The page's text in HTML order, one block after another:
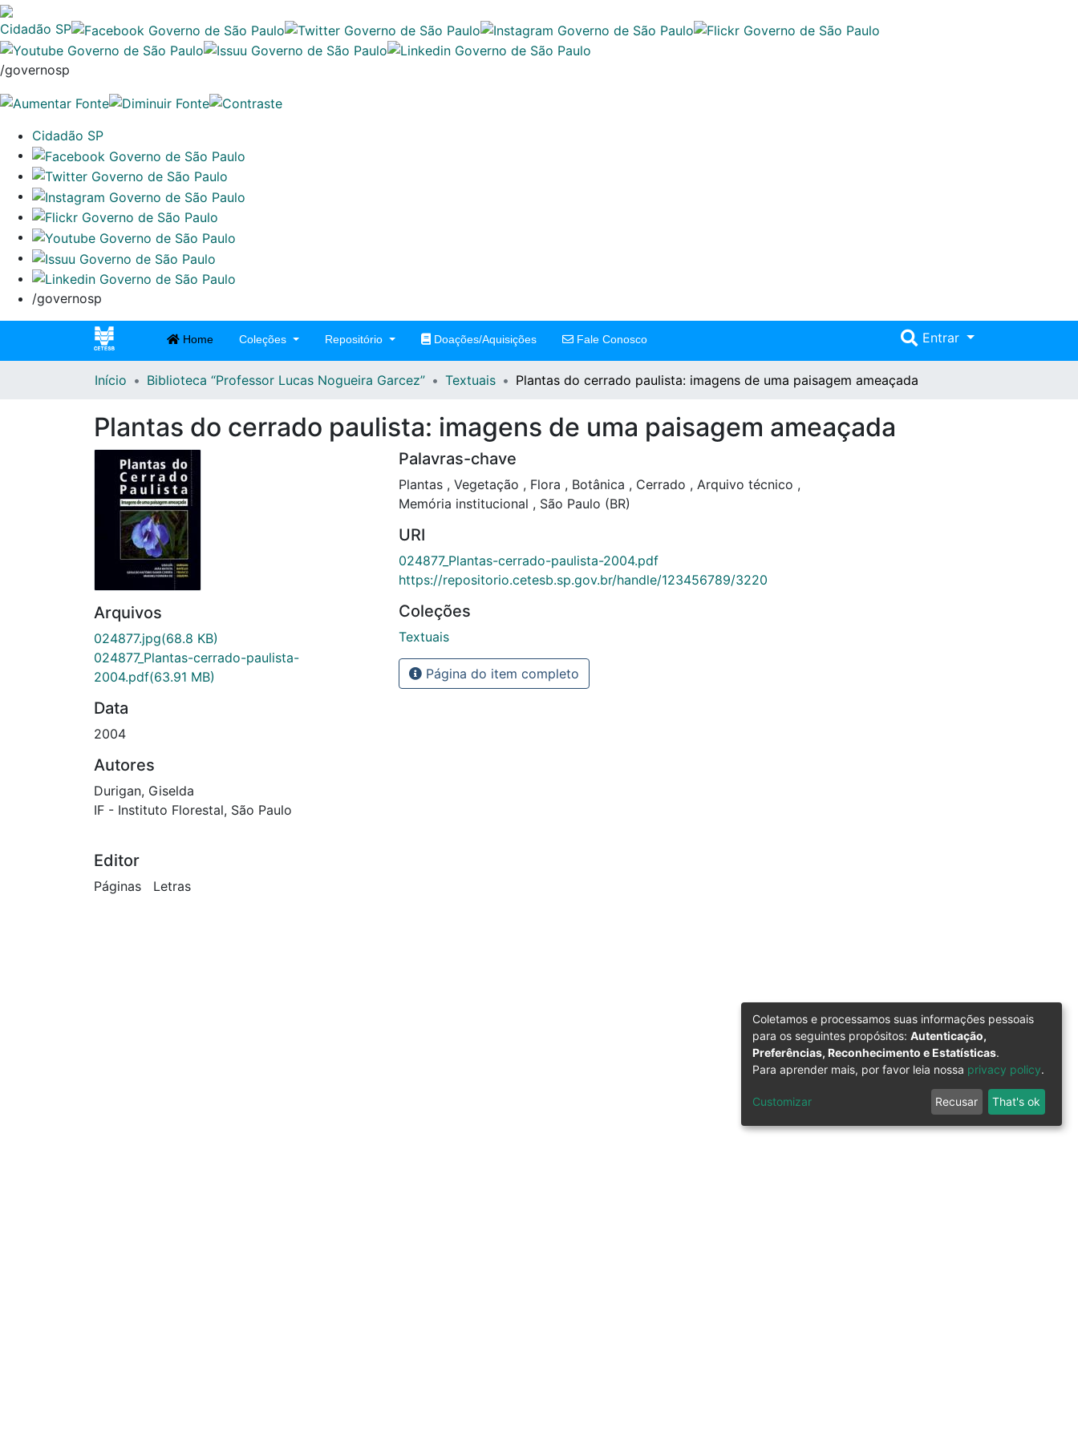
Cidadão SP
/governosp
Cidadão SP
/governosp
Entrar
Home Coleções Repositório Doações/Aquisições Fale Conosco
Início Biblioteca “Professor Lucas Nogueira Garcez” Textuais Plantas do cerrado paulista: imagens de uma paisagem ameaçada
Plantas do cerrado paulista: imagens de uma paisagem ameaçada
Arquivos
024877.jpg(68.8 KB)
024877_Plantas-cerrado-paulista-
2004.pdf(63.91 MB)
Data
2004
Autores
Durigan, Giselda
IF - Instituto Florestal, São Paulo
Editor
Páginas Letras
Palavras-chave
Plantas , Vegetação , Flora , Botânica , Cerrado , Arquivo técnico ,
Memória institucional , São Paulo (BR)
URI
024877_Plantas-cerrado-paulista-2004.pdf
https://repositorio.cetesb.sp.gov.br/handle/123456789/3220
Coleções
Textuais
Página do item completo
Coletamos e processamos suas informações pessoais
para os seguintes propósitos: Autenticação,
Preferências, Reconhecimento e Estatísticas.
Para aprender mais, por favor leia nossa privacy policy.
Customizar Recusar That's ok